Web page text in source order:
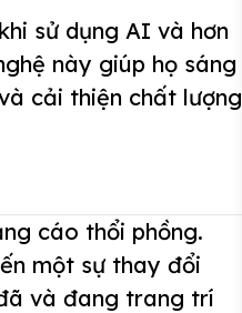
sử dụng AI và hơn
này giúp họ sáng
cải thiện chất lượng
cáo thổi phồng.
​​một sự thay đổi
và đang trang trí